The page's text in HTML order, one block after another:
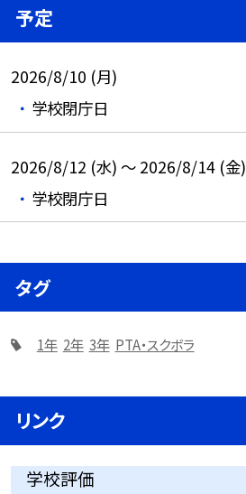
予定
2026/8/10 (月)
学校閉庁日
2026/8/12 (水) ～ 2026/8/14 (金)
学校閉庁日
タグ
1年 2年 3年 PTA・スクボラ
リンク
学校評価